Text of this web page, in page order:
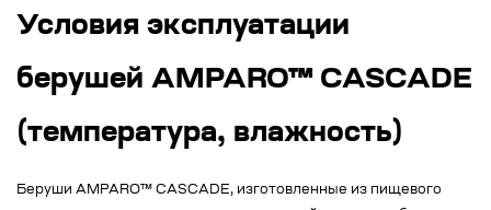
Условия эксплуатации
берушей AMPARO™ CASCADE
(температура, влажность)
Беруши AMPARO™ CASCADE, изготовленные из пищевого